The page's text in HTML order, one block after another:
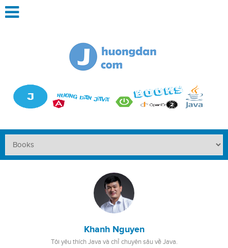
Khanh Nguyen
Tôi yêu thích Java và chỉ chuyên sâu về Java.